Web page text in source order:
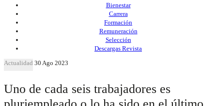
Bienestar
Carrera
Formación
Remuneración
Selección
Descargas Revista
Actualidad 30 Ago 2023
Uno de cada seis trabajadores es